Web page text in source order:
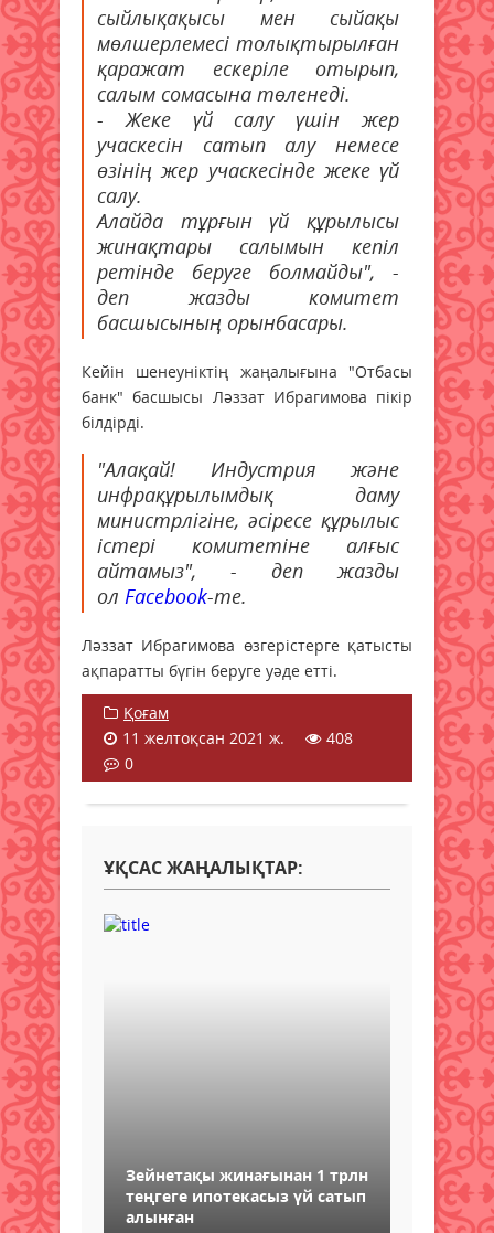
сыйлықақысы мен сыйақы
мөлшерлемесі толықтырылған
қаражат ескеріле отырып,
салым сомасына төленеді.
- Жеке үй салу үшін жер
учаскесін сатып алу немесе
өзінің жер учаскесінде жеке үй
салу.
Алайда тұрғын үй құрылысы
жинақтары салымын кепіл
ретінде беруге болмайды", -
деп жазды комитет
басшысының орынбасары.
Кейін шенеуніктің жаңалығына "Отбасы
банк" басшысы Ләззат Ибрагимова пікір
білдірді.
"Алақай! Индустрия және
инфрақұрылымдық даму
министрлігіне, әсіресе құрылыс
істері комитетіне алғыс
айтамыз", - деп жазды
ол Facebook-те.
Ләззат Ибрагимова өзгерістерге қатысты
ақпаратты бүгін беруге уәде етті.
Қоғам
11 желтоқсан 2021 ж.
408
0
ҰҚСАС ЖАҢАЛЫҚТАР:
Зейнетақы жинағынан 1 трлн
теңгеге ипотекасыз үй сатып
алынған